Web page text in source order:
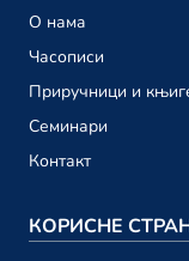
Привредни
03. новембар
О намa
Часописи
Приручници и
Семинари
Контакт
КОРИСНЕ